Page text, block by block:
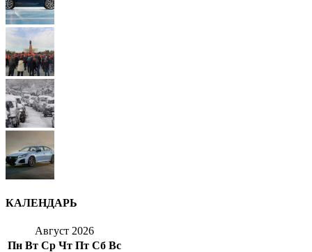
КАЛЕНДАРЬ
Август 2026
Пн Вт Ср Чт Пт Сб Вс